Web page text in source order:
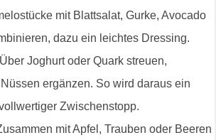
mit Blattsalat, Gurke, Avocado
dazu ein leichtes Dressing.
Joghurt oder Quark streuen,
ergänzen. So wird daraus ein
Zwischenstopp.
mit Apfel, Trauben oder Beeren